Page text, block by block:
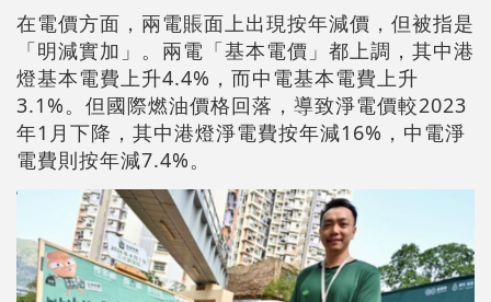
在電價方面，兩電賬面上出現按年減價，但被指是
「明減實加」。兩電「基本電價」都上調，其中港
燈基本電費上升4.4%，而中電基本電費上升
3.1%。但國際燃油價格回落，導致淨電價較2023
年1月下降，其中港燈淨電費按年減16%，中電淨
電費則按年減7.4%。